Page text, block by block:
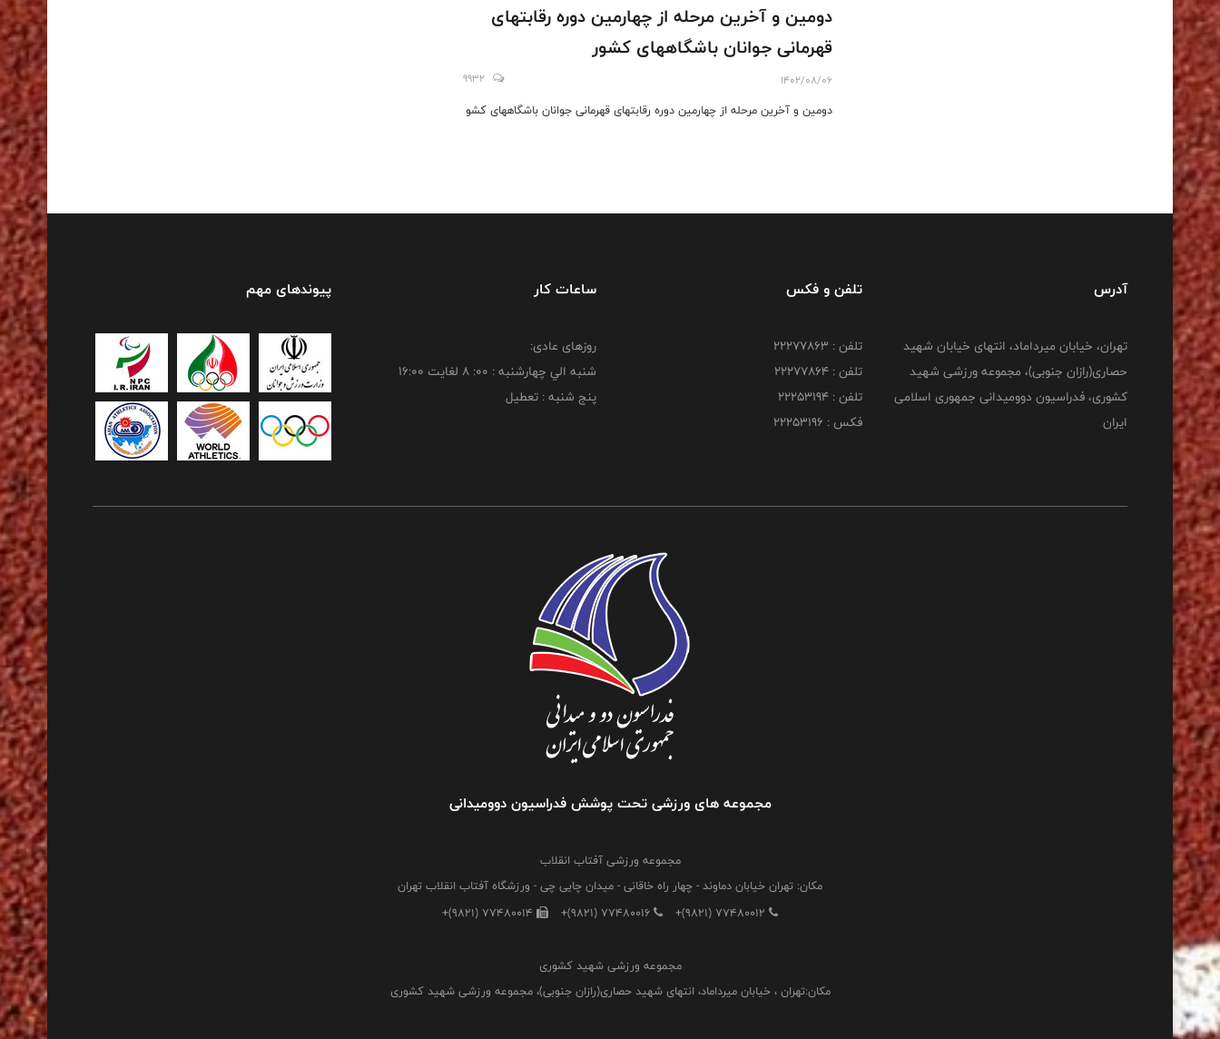
دومین و آخرین مرحله از چهارمین دوره رقابتهای
قهرمانی جوانان باشگاههای کشور
1402/08/06
9932
دومین و آخرین مرحله از چهارمین دوره رقابتهای قهرمانی جوانان باشگاههای کشو
آدرس
تهران، خیابان میرداماد، انتهای خیابان شهید
حصاری(رازان جنوبی)، مجموعه ورزشی شهید
کشوری، فدراسیون دوومیدانی جمهوری اسلامی
ایران
تلفن و فکس
تلفن : 22277863
تلفن : 22277864
تلفن : 22253194
فکس : 22253196
ساعات کار
روزهای عادی:
شنبه الي چهارشنبه : 00: 8 لغايت 16:00
پنج شنبه : تعطیل
پیوندهای مهم
مجموعه های ورزشی تحت پوشش فدراسیون دوومیدانی
مجموعه ورزشی آفتاب انقلاب
مکان: تهران خیابان دماوند - چهار راه خاقانی - میدان چایی چی - ورزشگاه آفتاب انقلاب تهران
+(9821) 77480012
+(9821) 77480016
+(9821) 77480014
مجموعه ورزشی شهید کشوری
مکان:تهران ، خیابان میرداماد، انتهای شهید حصاری(رازان جنوبی)، مجموعه ورزشی شهید کشوری